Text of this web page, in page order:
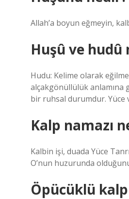
Allah’a boyun eğmeyin,
Huşû ve hudû
Hudu: Kelime olarak
alçakgönüllülük anlamına
bir ruhsal durumdur.
Kalp namazı
Kalbin işi, duada Yüce
O’nun huzurunda
Öpücüklü